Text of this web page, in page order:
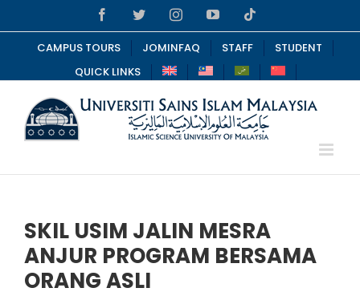
to
content
FacebookTwitterInstagramYouTube
CAMPUS TOURS JOMINFAQ STAFF
STUDENT
QUICK LINKS
SKIL USIM JALIN MESRA
ANJUR PROGRAM BERSAMA
ORANG ASLI